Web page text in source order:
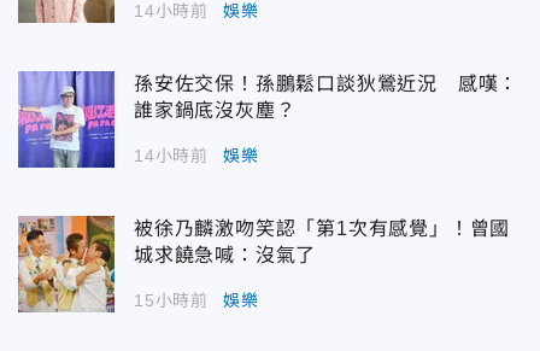
14小時前 娛樂
孫安佐交保！孫鵬鬆口談狄鶯近況 感嘆：
誰家鍋底沒灰塵？
14小時前 娛樂
被徐乃麟激吻笑認「第1次有感覺」！曾國
城求饒急喊：沒氣了
15小時前 娛樂